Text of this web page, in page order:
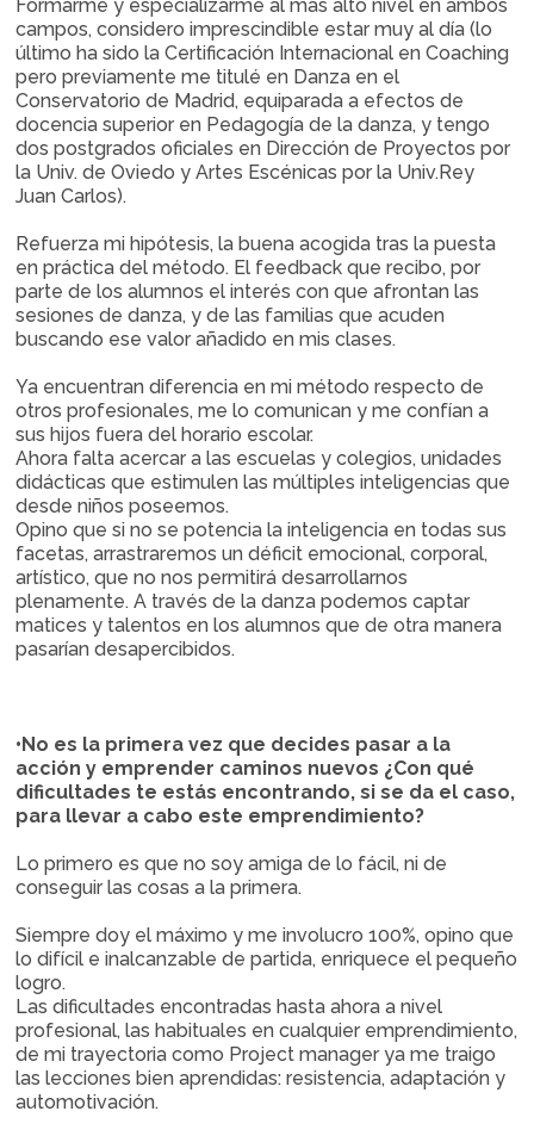
Formarme y especializarme al más alto nivel en ambos
campos, considero imprescindible estar muy al día (lo
último ha sido la Certificación Internacional en Coaching
pero previamente me titulé en Danza en el
Conservatorio de Madrid, equiparada a efectos de
docencia superior en Pedagogía de la danza, y tengo
dos postgrados oficiales en Dirección de Proyectos por
la Univ. de Oviedo y Artes Escénicas por la Univ.Rey
Juan Carlos).
Refuerza mi hipótesis, la buena acogida tras la puesta
en práctica del método. El feedback que recibo, por
parte de los alumnos el interés con que afrontan las
sesiones de danza, y de las familias que acuden
buscando ese valor añadido en mis clases.
Ya encuentran diferencia en mi método respecto de
otros profesionales, me lo comunican y me confían a
sus hijos fuera del horario escolar.
Ahora falta acercar a las escuelas y colegios, unidades
didácticas que estimulen las múltiples inteligencias que
desde niños poseemos.
Opino que si no se potencia la inteligencia en todas sus
facetas, arrastraremos un déficit emocional, corporal,
artístico, que no nos permitirá desarrollarnos
plenamente. A través de la danza podemos captar
matices y talentos en los alumnos que de otra manera
pasarían desapercibidos.
•No es la primera vez que decides pasar a la
acción y emprender caminos nuevos ¿Con qué
dificultades te estás encontrando, si se da el caso,
para llevar a cabo este emprendimiento?
Lo primero es que no soy amiga de lo fácil, ni de
conseguir las cosas a la primera.
Siempre doy el máximo y me involucro 100%, opino que
lo difícil e inalcanzable de partida, enriquece el pequeño
logro.
Las dificultades encontradas hasta ahora a nivel
profesional, las habituales en cualquier emprendimiento,
de mi trayectoria como Project manager ya me traigo
las lecciones bien aprendidas: resistencia, adaptación y
automotivación.